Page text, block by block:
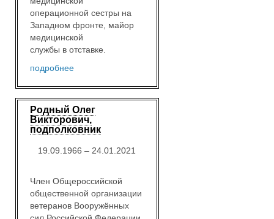
операционной сестры на
Западном фронте, майор
медицинской
службы в отставке.
подробнее
Родный Олег
Викторович,
подполковник
19.09.1966 – 24.01.2021
Член Общероссийской
общественной организации
ветеранов Вооружённых